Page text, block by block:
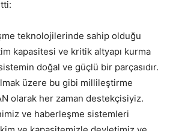
teknolojilerinde sahip olduğu
kapasitesi ve kritik altyapı kurma
doğal ve güçlü bir parçasıdır.
üzere bu gibi millileştirme
olarak her zaman destekçisiyiz.
ve haberleşme sistemleri